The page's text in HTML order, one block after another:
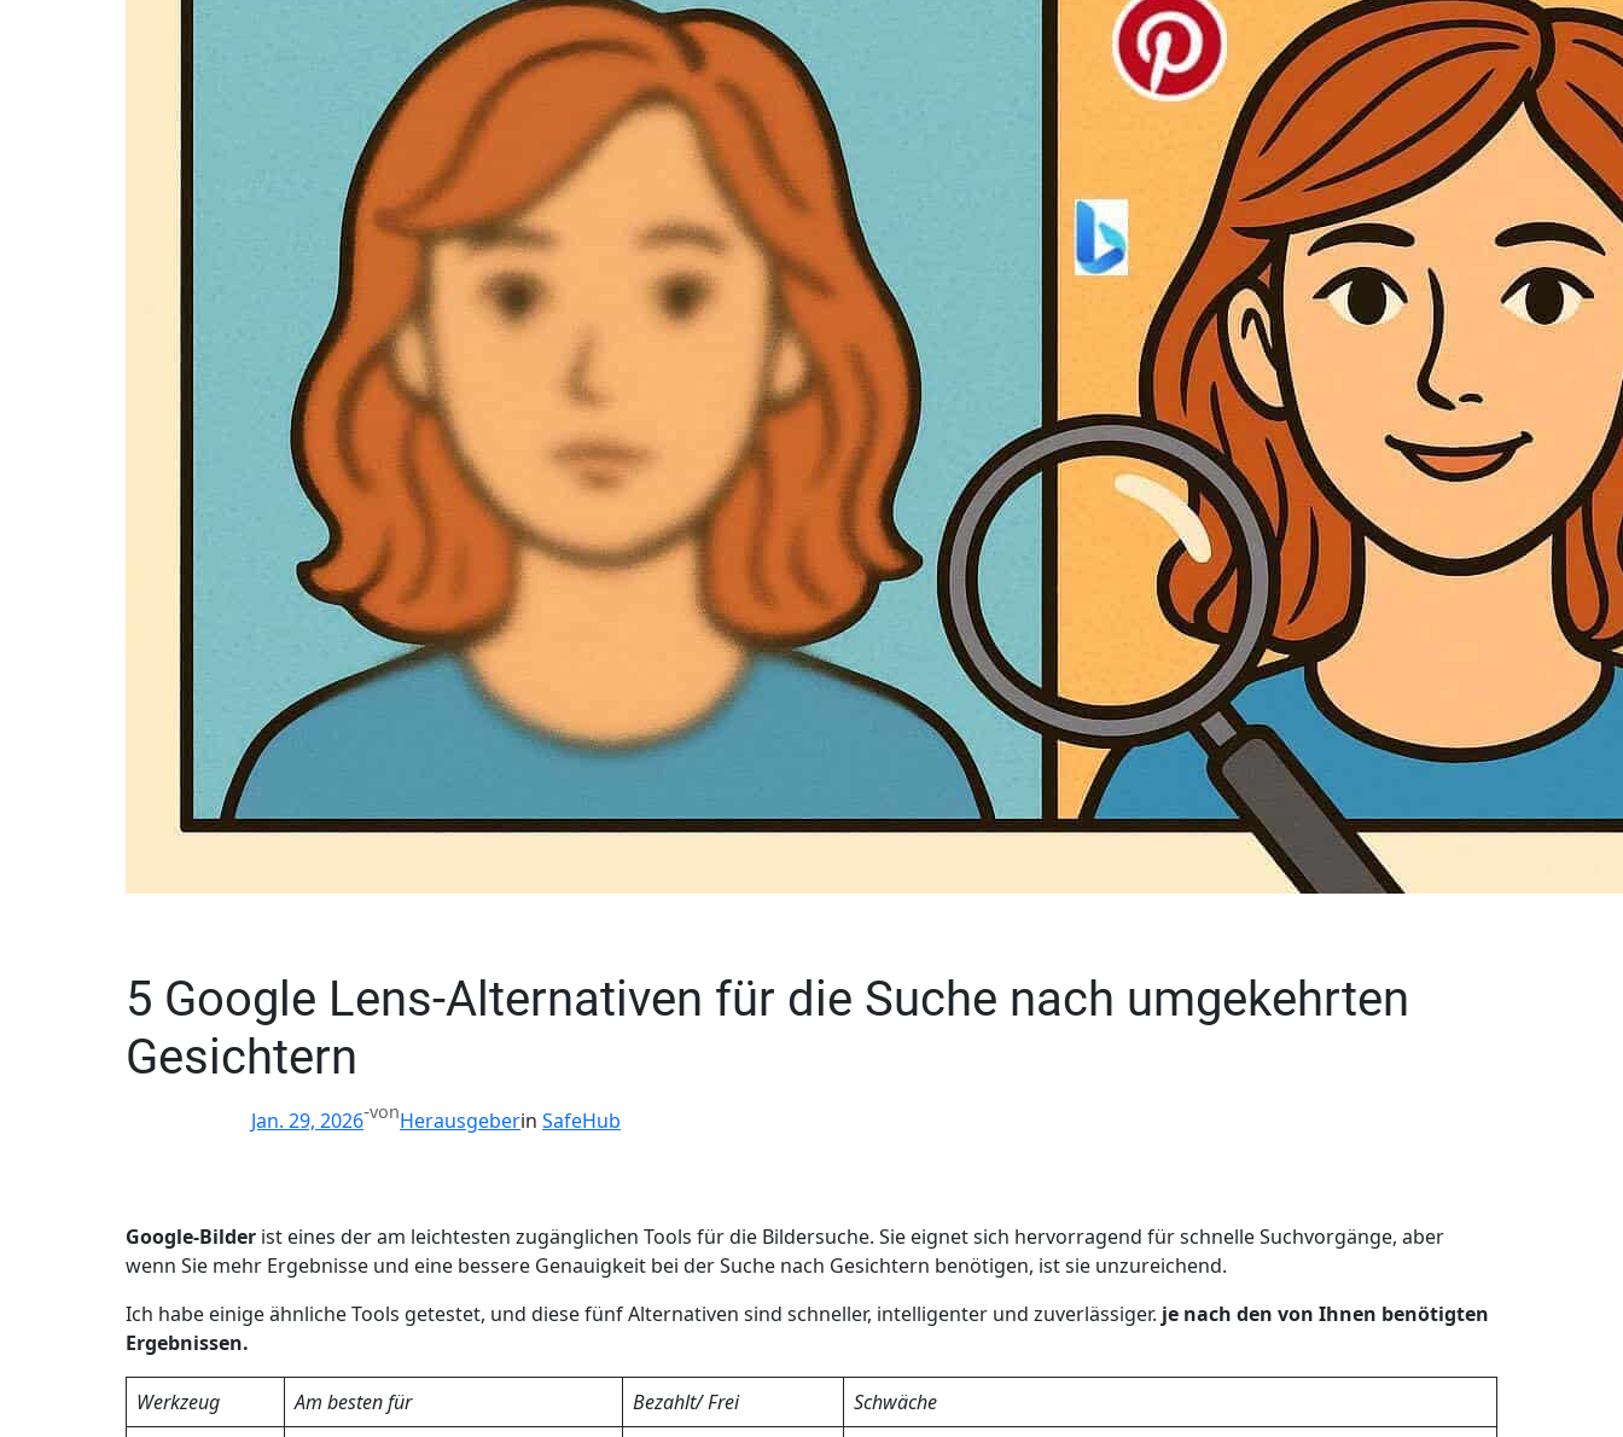
5 Google Lens-Alternativen für die Suche nach umgekehrten
Gesichtern
Jan. 29, 2026-vonHerausgeberin SafeHub
Google-Bilder ist eines der am leichtesten zugänglichen Tools für die Bildersuche. Sie eignet sich hervorragend für schnelle Suchvorgänge, aber
wenn Sie mehr Ergebnisse und eine bessere Genauigkeit bei der Suche nach Gesichtern benötigen, ist sie unzureichend.
Ich habe einige ähnliche Tools getestet, und diese fünf Alternativen sind schneller, intelligenter und zuverlässiger. je nach den von Ihnen benötigten
Ergebnissen.
Werkzeug Am besten für Bezahlt/ Frei Schwäche